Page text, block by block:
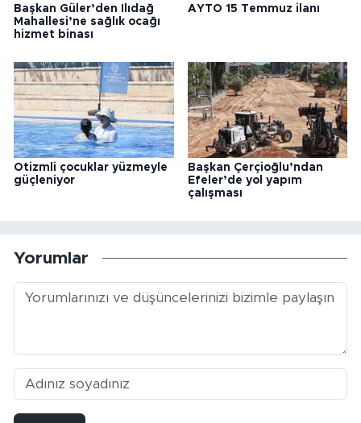
Başkan Güler’den Ilıdağ
Mahallesi’ne sağlık ocağı
hizmet binası
AYTO 15 Temmuz ilanı
Otizmli çocuklar yüzmeyle
güçleniyor
Başkan Çerçioğlu’ndan
Efeler’de yol yapım
çalışması
Yorumlar